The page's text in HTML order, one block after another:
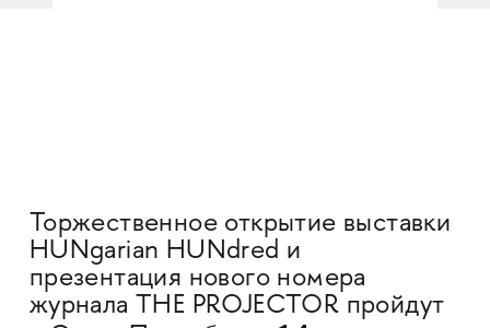
Торжественное открытие выставки
HUNgarian HUNdred и
презентация нового номера
журнала THE PROJECTOR пройдут